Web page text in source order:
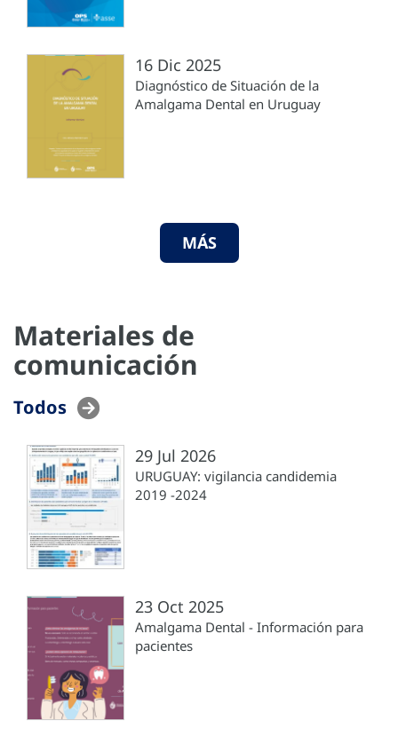
16 Dic 2025
Diagnóstico de Situación de la
Amalgama Dental en Uruguay
MÁS
Materiales de
comunicación
Todos
29 Jul 2026
URUGUAY: vigilancia candidemia
2019 -2024
23 Oct 2025
Amalgama Dental - Información para
pacientes